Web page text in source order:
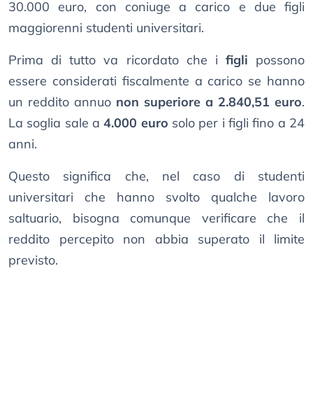
30.000 euro, con coniuge a carico e due figli
maggiorenni studenti universitari.
Prima di tutto va ricordato che i figli possono
essere considerati fiscalmente a carico se hanno
un reddito annuo non superiore a 2.840,51 euro.
La soglia sale a4.000 euro solo per i figli fino a 24
anni.
Questo significa che, nel caso di studenti
universitari che hanno svolto qualche lavoro
saltuario, bisogna comunque verificare che il
reddito percepito non abbia superato il limite
previsto.